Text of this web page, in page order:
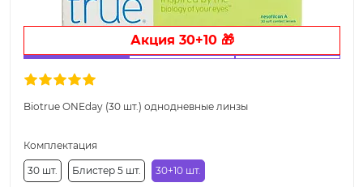
Акция 30+10 🎁
Biotrue ONEday (30 шт.) однодневные линзы
Комплектация
30 шт. Блистер 5 шт. 30+10 шт.